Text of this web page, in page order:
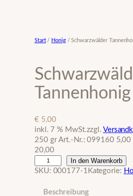
Start/ Honig/ Schwarzwälder
€5,00
inkl. 7 % MwSt.zzgl.
250 gr Art.-Nr.: 099160 5,00
20,00
c
In den Warenkorb
SKU: 000177-1 Kategorie:
Beschreibung